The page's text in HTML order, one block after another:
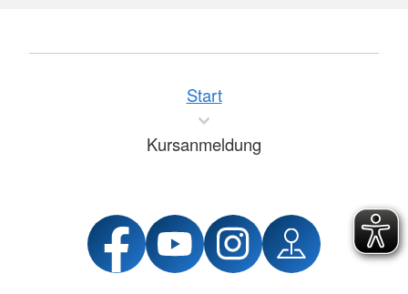
Start
Kursanmeldung